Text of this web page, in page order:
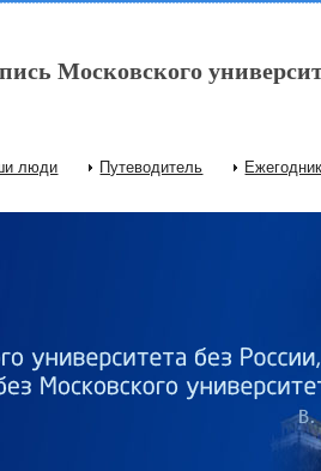
Московского
люди Путеводитель